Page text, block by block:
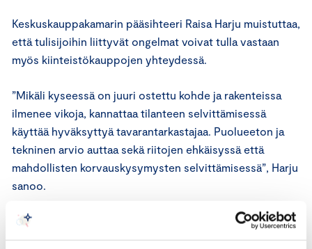
Keskuskauppakamarin pääsihteeri Raisa Harju muistuttaa,
että tulisijoihin liittyvät ongelmat voivat tulla vastaan
myös kiinteistökauppojen yhteydessä.
”Mikäli kyseessä on juuri ostettu kohde ja rakenteissa
ilmenee vikoja, kannattaa tilanteen selvittämisessä
käyttää hyväksyttyä tavarantarkastajaa. Puolueeton ja
tekninen arvio auttaa sekä riitojen ehkäisyssä että
mahdollisten korvauskysymysten selvittämisessä”, Harju
sanoo.
Harjun mukaan tavarantarkastuksissa havaitaan
rakennusosissa toisinaan puutteita, joita on yritetty